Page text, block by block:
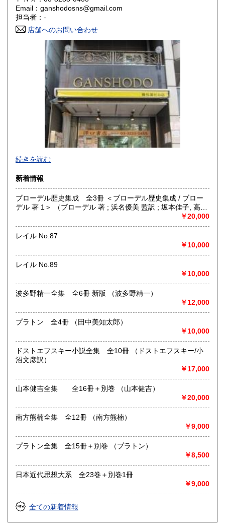
香川県 600円
高知県 600円
600円 長崎県
600円 大分県
600円 鹿児島県
600円
Email：ganshodosns@gmail.com
担当者：-
店舗へのお問い合わせ
最寄駅：神保町駅
営業時間：11:00〜18:00
定休日：年中無休 ※年末年始(12/31～1/2)は除く
日本全国無料出張買取りお引き受けいたします。
まずは、フリーダイヤル 0120-68-2332 までご連絡下さ
い。
総記、哲学宗教、歴史、社会科学、自然科学、美術工芸、国
語国文、外国文学、古典籍、近代文献、趣味、外国書、サブ
続きを読む
新着情報
ブローデル歴史集成 全3冊 ＜ブローデル歴史集成 / ブロー
デル 著 1＞ （ブローデル 著 ; 浜名優美 監訳 ; 坂本佳子, 高塚
￥20,000
レイル No.87
￥10,000
レイル No.89
￥10,000
波多野精一全集 全6冊 新版 （波多野精一）
￥12,000
プラトン 全4冊 （田中美知太郎）
￥10,000
ドストエフスキー小説全集 全10冊 （ドストエフスキー/小
沼文彦訳）
￥17,000
山本健吉全集 全16冊＋別巻 （山本健吉）
￥20,000
南方熊楠全集 全12冊 （南方熊楠）
￥9,000
プラトン全集 全15冊＋別巻 （プラトン）
￥8,500
日本近代思想大系 全23巻＋別巻1冊
￥9,000
全ての新着情報